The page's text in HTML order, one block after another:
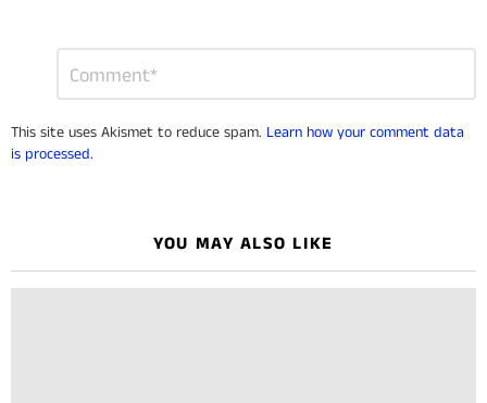
This site uses Akismet to reduce spam. Learn how your comment data
is processed.
YOU MAY ALSO LIKE